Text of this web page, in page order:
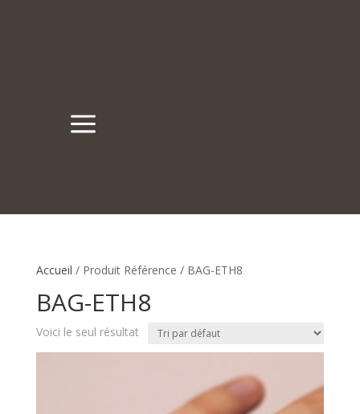
a
Accueil / Produit Référence / BAG-ETH8
BAG-ETH8
Voici le seul résultat